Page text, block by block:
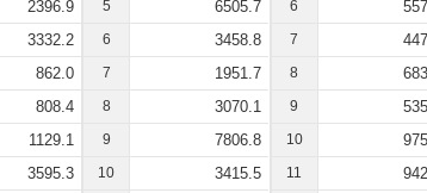
2396.9
3332.2
862.0
808.4
1129.1
3595.3
5 6505.7
6 3458.8
7 1951.7
8 3070.1
9 7806.8
10 3415.5
6
7
8
9
10
11